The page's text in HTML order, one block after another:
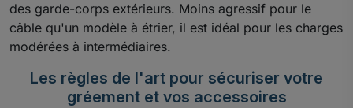
des garde-corps extérieurs. Moins agressif pour le
câble qu'un modèle à étrier, il est idéal pour les charges
modérées à intermédiaires.
Les règles de l'art pour sécuriser votre
gréement et vos accessoires